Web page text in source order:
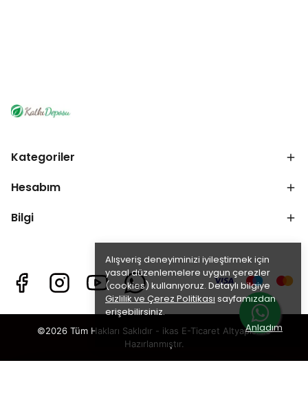
Alışveriş deneyiminizi iyileştirmek için
yasal düzenlemelere uygun çerezler
(cookies) kullanıyoruz. Detaylı bilgiye
Gizlilik ve Çerez Politikası sayfamızdan
erişebilirsiniz.
Anladım
Kategoriler
Hesabım
Bilgi
©2026 Tüm Hakları Saklıdır - ikas E-Ticaret Altyapısı ile
Hazırlanmıştır.